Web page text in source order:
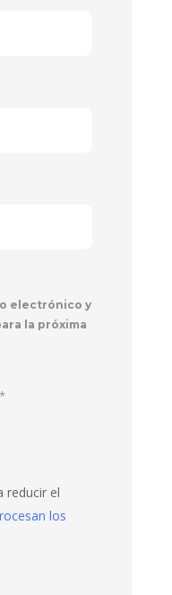
electrónico y
la próxima
*
reducir el
los